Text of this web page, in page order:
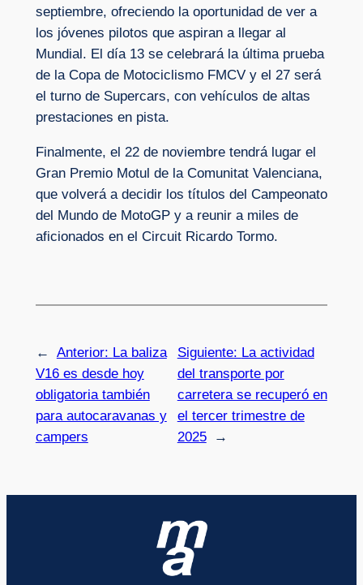
septiembre, ofreciendo la oportunidad de ver a
los jóvenes pilotos que aspiran a llegar al
Mundial. El día 13 se celebrará la última prueba
de la Copa de Motociclismo FMCV y el 27 será
el turno de Supercars, con vehículos de altas
prestaciones en pista.
Finalmente, el 22 de noviembre tendrá lugar el
Gran Premio Motul de la Comunitat Valenciana,
que volverá a decidir los títulos del Campeonato
del Mundo de MotoGP y a reunir a miles de
aficionados en el Circuit Ricardo Tormo.
← Anterior: La baliza
V16 es desde hoy
obligatoria también
para autocaravanas y
campers
Siguiente: La actividad
del transporte por
carretera se recuperó en
el tercer trimestre de
2025
→